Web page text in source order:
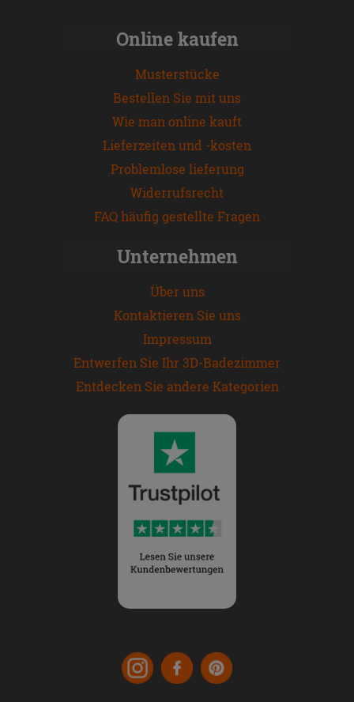
Online kaufen
Musterstücke
Bestellen Sie mit uns
Wie man online kauft
Lieferzeiten und -kosten
Problemlose lieferung
Widerrufsrecht
FAQ häufig gestellte Fragen
Unternehmen
Über uns
Kontaktieren Sie uns
Impressum
Entwerfen Sie Ihr 3D-Badezimmer
Entdecken Sie andere Kategorien